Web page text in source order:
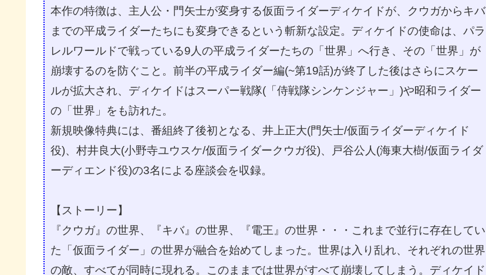
本作の特徴は、主人公・門矢士が変身する仮面ライダーディケイドが、クウガからキバ
までの平成ライダーたちにも変身できるという斬新な設定。ディケイドの使命は、パラ
レルワールドで戦っている9人の平成ライダーたちの「世界」へ行き、その「世界」が
崩壊するのを防ぐこと。前半の平成ライダー編(~第19話)が終了した後はさらにスケー
ルが拡大され、ディケイドはスーパー戦隊(「侍戦隊シンケンジャー」)や昭和ライダー
の「世界」をも訪れた。
新規映像特典には、番組終了後初となる、井上正大(門矢士/仮面ライダーディケイド
役)、村井良大(小野寺ユウスケ/仮面ライダークウガ役)、戸谷公人(海東大樹/仮面ライダ
ーディエンド役)の3名による座談会を収録。
【ストーリー】
『クウガ』の世界、『キバ』の世界、『電王』の世界・・・これまで並行に存在してい
た「仮面ライダー」の世界が融合を始めてしまった。世界は入り乱れ、それぞれの世界
の敵、すべてが同時に現れる。このままでは世界がすべて崩壊してしまう。ディケイド